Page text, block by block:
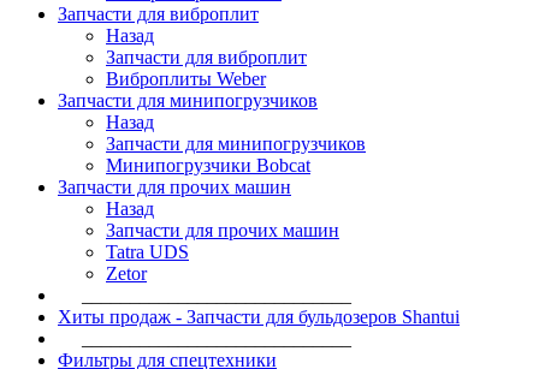
Запчасти для виброплит
Назад
Запчасти для виброплит
Виброплиты Weber
Запчасти для минипогрузчиков
Назад
Запчасти для минипогрузчиков
Минипогрузчики Bobcat
Запчасти для прочих машин
Назад
Запчасти для прочих машин
Tatra UDS
Zetor
Хиты продаж - Запчасти для бульдозеров Shantui
Фильтры для спецтехники